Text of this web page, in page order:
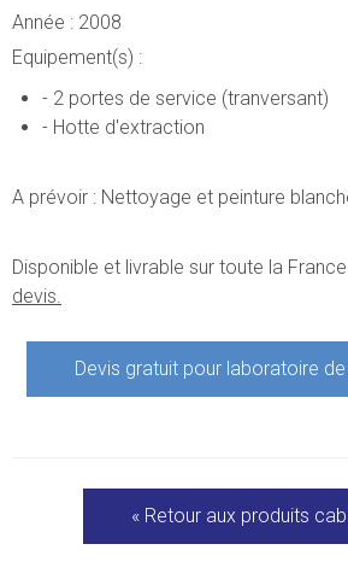
Année : 2008
Equipement(s) :
- 2 portes de service (tranversant)
- Hotte d'extraction
A prévoir : Nettoyage et peinture
Disponible et livrable sur toute la
devis.
Devis gratuit pour laboratoire
« Retour aux produits